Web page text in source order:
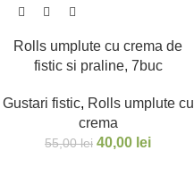
Rolls umplute cu crema de
fistic si praline, 7buc
Gustari fistic, Rolls umplute cu
crema
55,00lei 40,00 lei